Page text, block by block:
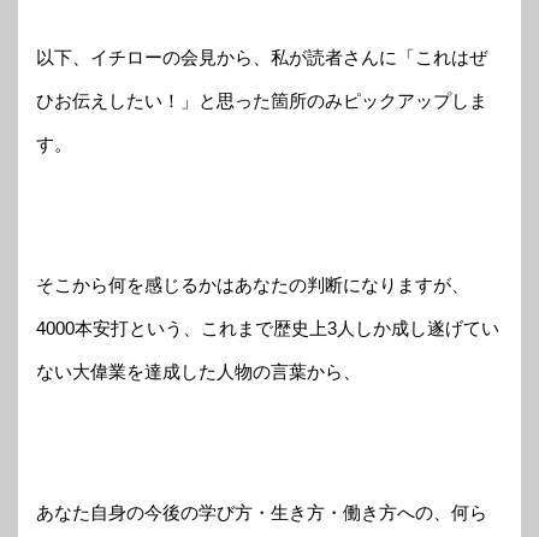
以下、イチローの会見から、私が読者さんに「これはぜ
ひお伝えしたい！」と思った箇所のみピックアップしま
す。
そこから何を感じるかはあなたの判断になりますが、
4000本安打という、これまで歴史上3人しか成し遂げてい
ない大偉業を達成した人物の言葉から、
あなた自身の今後の学び方・生き方・働き方への、何ら